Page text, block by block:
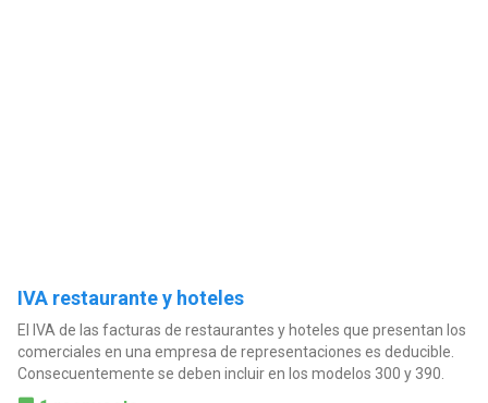
IVA restaurante y hoteles
El IVA de las facturas de restaurantes y hoteles que presentan los
comerciales en una empresa de representaciones es deducible.
Consecuentemente se deben incluir en los modelos 300 y 390.